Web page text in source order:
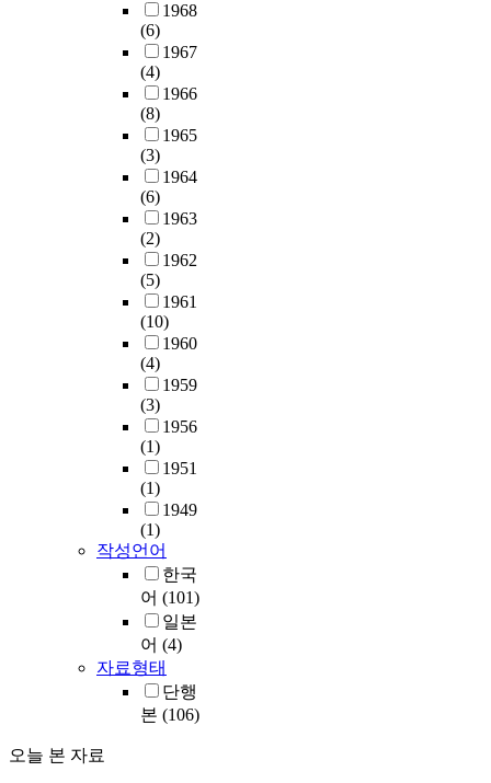
1968
(6)
1967
(4)
1966
(8)
1965
(3)
1964
(6)
1963
(2)
1962
(5)
1961
(10)
1960
(4)
1959
(3)
1956
(1)
1951
(1)
1949
(1)
작성언어
한국
어 (101)
일본
어 (4)
자료형태
단행
본 (106)
오늘 본 자료